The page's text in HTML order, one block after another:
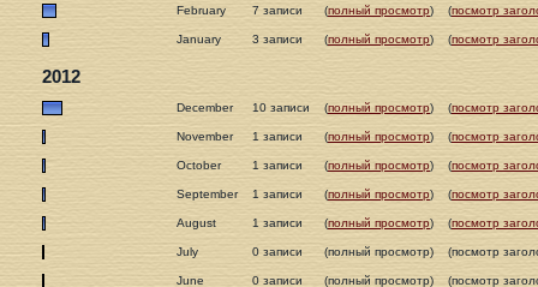
February 7 записи (полный просмотр) (посмотр
January 3 записи (полный просмотр) (посмотр
2012
December 10 записи (полный просмотр) (посмотр
November 1 записи (полный просмотр) (посмотр
October 1 записи (полный просмотр) (посмотр
September 1 записи (полный просмотр) (посмотр
August 1 записи (полный просмотр) (посмотр
July 0 записи (полный просмотр) (посмотр
June 0 записи (полный просмотр) (посмотр